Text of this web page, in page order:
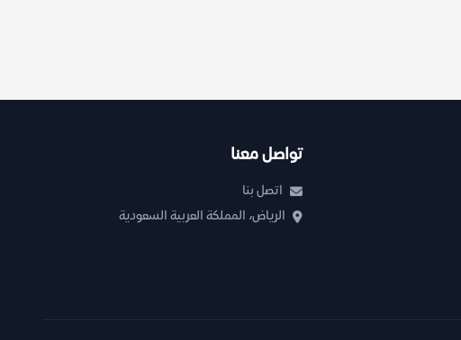
تواصل معنا
اتصل بنا
الرياض، المملكة العربية السعودية